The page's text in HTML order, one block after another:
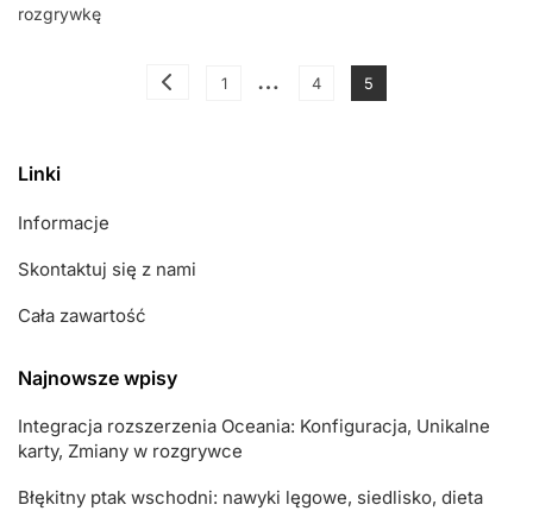
rozgrywkę
Posts
Page
1 … Page
4 Page
5
Linki
Informacje
Skontaktuj się z nami
Cała zawartość
Najnowsze wpisy
Integracja rozszerzenia Oceania: Konfiguracja, Unikalne
karty, Zmiany w rozgrywce
Błękitny ptak wschodni: nawyki lęgowe, siedlisko, dieta